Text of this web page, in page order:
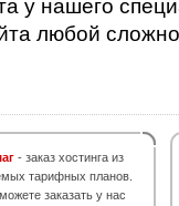
у нашего
любой
- заказ хостинга из
тарифных планов.
заказать у нас